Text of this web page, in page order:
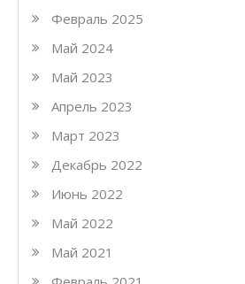
Февраль 2025
Май 2024
Май 2023
Апрель 2023
Март 2023
Декабрь 2022
Июнь 2022
Май 2022
Май 2021